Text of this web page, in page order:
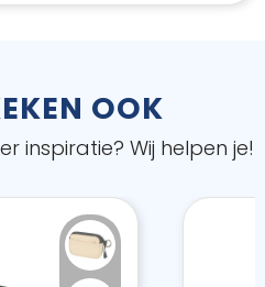
OOK
inspiratie? Wij helpen je!